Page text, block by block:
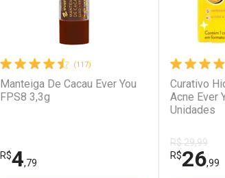
(117)
Manteiga De Cacau Ever You
FPS8 3,3g
R$4,79
Curativo
Acne Ever
Unidades
R$ 29,99
R$26,99